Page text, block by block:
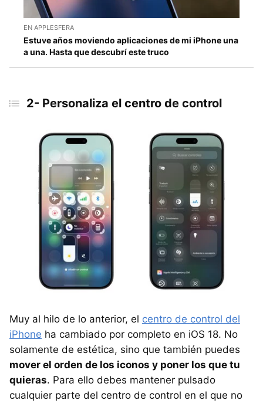
EN APPLESFERA
Estuve años moviendo aplicaciones de mi iPhone una
a una. Hasta que descubrí este truco
2- Personaliza el centro de control
Muy al hilo de lo anterior, el centro de control del
iPhone ha cambiado por completo en iOS 18. No
solamente de estética, sino que también puedes
mover el orden de los iconos y poner los que tu
quieras. Para ello debes mantener pulsado
cualquier parte del centro de control en el que no